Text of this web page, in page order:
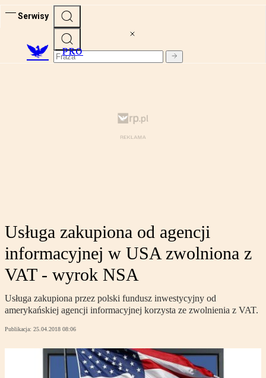
Serwisy
PRO
Usługa zakupiona od agencji
informacyjnej w USA zwolniona z
VAT - wyrok NSA
Usługa zakupiona przez polski fundusz inwestycyjny od
amerykańskiej agencji informacyjnej korzysta ze zwolnienia z VAT.
Publikacja: 25.04.2018 08:06